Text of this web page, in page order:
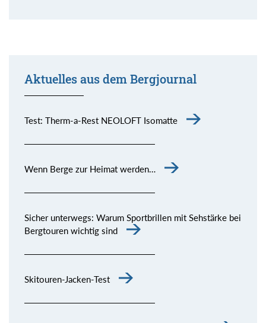
Aktuelles aus dem Bergjournal
Test: Therm-a-Rest NEOLOFT Isomatte
Wenn Berge zur Heimat werden…
Sicher unterwegs: Warum Sportbrillen mit Sehstärke bei
Bergtouren wichtig sind
Skitouren-Jacken-Test